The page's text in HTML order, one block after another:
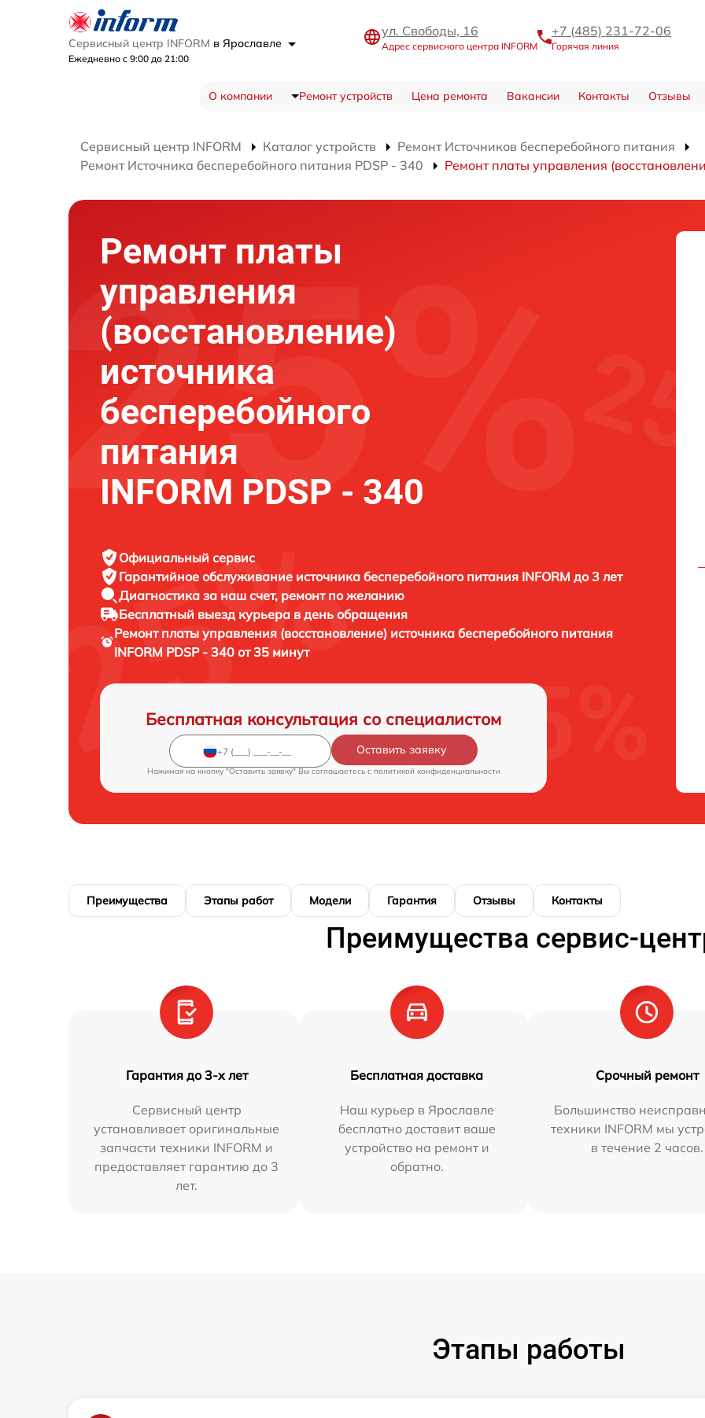
Сервисный центр INFORM в Ярославле
Ежедневно с 9:00 до 21:00
ул. Свободы, 16
Адрес сервисного центра INFORM
+7 (485) 231-72-06
Горячая линия
О компании Ремонт устройств Цена ремонта Вакансии Контакты Отзывы
Сервисный центр INFORM Каталог устройств
Ремонт Источников бесперебойного питания
Ремонт Источника бесперебойного питания PDSP - 340
Ремонт платы управления
Ремонт платы
управления
(восстановление)
источника
бесперебойного
питания
INFORM PDSP - 340
Официальный сервис
Гарантийное обслуживание источника бесперебойного питания INFORM до 3 лет
Диагностика за наш счет, ремонт по желанию
Бесплатный выезд курьера в день обращения
Ремонт платы управления (восстановление) источника бесперебойного питания
INFORM PDSP - 340 от 35 минут
Бесплатная консультация со специалистом
Оставить заявку
Нажимая на кнопку "Оставить заявку" Вы соглашаетесь c политикой конфиденциальности
Преимущества Этапы работ Модели Гарантия Отзывы Контакты
Преимущества сервис-
Гарантия до 3-х лет
Сервисный центр
устанавливает оригинальные
запчасти техники INFORM и
предоставляет гарантию до 3
лет.
Бесплатная доставка
Наш курьер в Ярославле
бесплатно доставит ваше
устройство на ремонт и
обратно.
Срочный ремонт
Большинство
техники INFORM мы
в течение 2 часов.
Этапы работы